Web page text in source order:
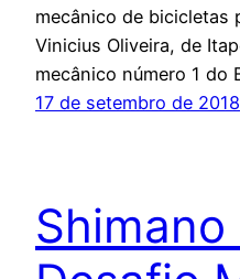
mecânico de bicicletas
Vinicius Oliveira, de
mecânico número 1 do
17 de setembro de 2018
Shimano